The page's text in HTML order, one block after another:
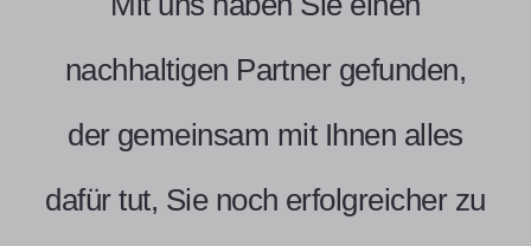
nachhaltigen Partner gefunden,
der gemeinsam mit Ihnen alles
dafür tut, Sie noch erfolgreicher zu